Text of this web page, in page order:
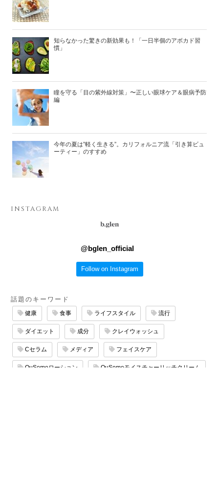
知らなかった驚きの新効果も！「一日半個のアボカド習
慣」
瞳を守る「目の紫外線対策」〜正しい眼球ケア＆眼病予防
編
今年の夏は”軽く生きる”。カリフォルニア流「引き算ビュ
ーティー」のすすめ
INSTAGRAM
@bglen_official
Follow on Instagram
話題のキーワード
健康 食事 ライフスタイル 流行
ダイエット 成分 クレイウォッシュ
Cセラム メディア フェイスケア
QuSomeローション QuSomeモイスチャーリッチクリーム